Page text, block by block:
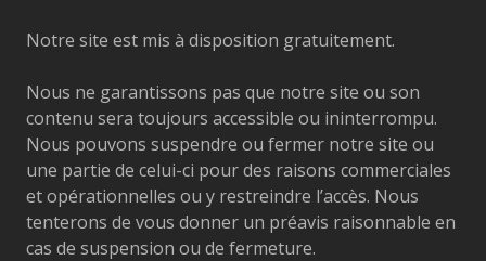
Notre site est mis à disposition gratuitement.
Nous ne garantissons pas que notre site ou son
contenu sera toujours accessible ou ininterrompu.
Nous pouvons suspendre ou fermer notre site ou
une partie de celui-ci pour des raisons commerciales
et opérationnelles ou y restreindre l’accès. Nous
tenterons de vous donner un préavis raisonnable en
cas de suspension ou de fermeture.